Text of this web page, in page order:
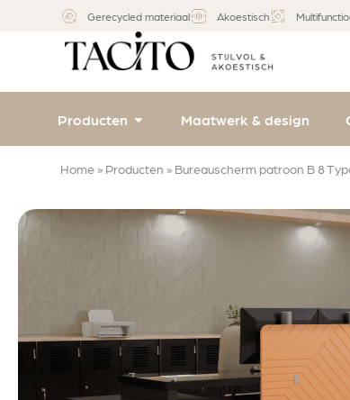
Gerecycled materiaal Akoestisch
Producten Maatwerk & design
Home » Producten » Bureauscherm patroon B 8